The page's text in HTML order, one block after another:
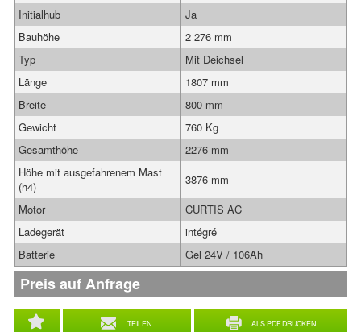
TEILEN ALS PDF DRUCKEN
Initialhub
Ja
Bauhöhe
2 276 mm
Typ
Mit Deichsel
Länge
1807 mm
Breite
800 mm
Gewicht
760 Kg
Gesamthöhe
2276 mm
Höhe mit ausgefahrenem Mast
(h4)
3876 mm
Motor
CURTIS AC
Ladegerät
intégré
Batterie
Gel 24V / 106Ah
Preis auf Anfrage